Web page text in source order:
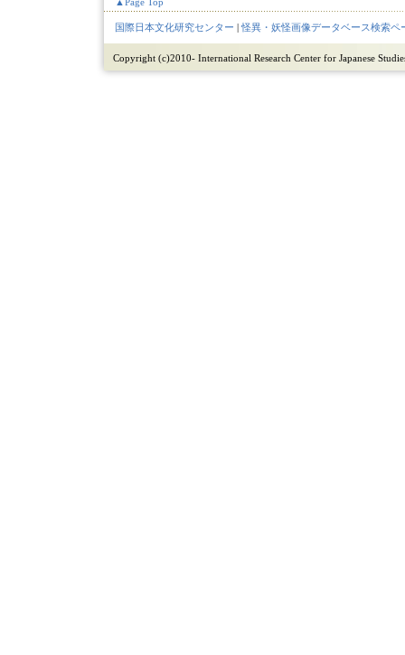
国際日本文化研究センター |怪異・妖怪画像データベース検索ペ
Copyright (c)2010- International Research Center for Japanese